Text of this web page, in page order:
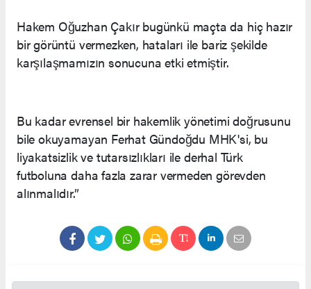
Hakem Oğuzhan Çakır bugünkü maçta da hiç hazır
bir görüntü vermezken, hataları ile bariz şekilde
karşılaşmamızın sonucuna etki etmiştir.
Bu kadar evrensel bir hakemlik yönetimi doğrusunu
bile okuyamayan Ferhat Gündoğdu MHK'si, bu
liyakatsizlik ve tutarsızlıkları ile derhal Türk
futboluna daha fazla zarar vermeden görevden
alınmalıdır.”